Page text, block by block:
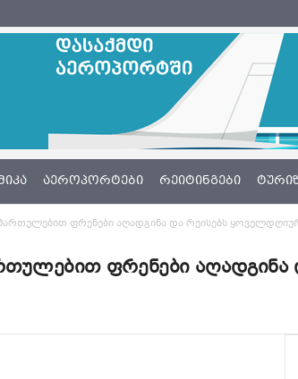
ᲐᲔᲠᲝᲞᲝᲠᲢᲔᲑᲘ ᲠᲔᲘᲢᲘᲜᲒᲔᲑᲘ
ფრენები აღადგინა და რეისებს
ფრენები